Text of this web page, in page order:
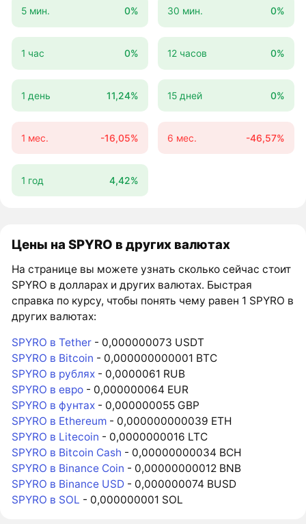
5 мин. 0% 30 мин. 0%
1 час 0% 12 часов 0%
1 день 11,24% 15 дней 0%
1 мес. -16,05% 6 мес. -46,57%
1 год 4,42%
Цены на SPYRO в других валютах
На странице вы можете узнать сколько сейчас стоит
SPYRO в долларах и других валютах. Быстрая
справка по курсу, чтобы понять чему равен 1 SPYRO в
других валютах:
SPYRO в Tether - 0,000000073 USDT
SPYRO в Bitcoin - 0,000000000001 BTC
SPYRO в рублях - 0,0000061 RUB
SPYRO в евро - 0,000000064 EUR
SPYRO в фунтах - 0,000000055 GBP
SPYRO в Ethereum - 0,000000000039 ETH
SPYRO в Litecoin - 0,0000000016 LTC
SPYRO в Bitcoin Cash - 0,00000000034 BCH
SPYRO в Binance Coin - 0,00000000012 BNB
SPYRO в Binance USD - 0,000000074 BUSD
SPYRO в SOL - 0,000000001 SOL